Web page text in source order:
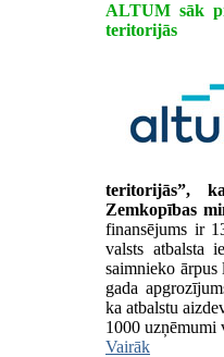
ALTUM sāk
teritorijās
teritorijās”,
Zemkopības
finansējums ir
valsts atbalsta
saimnieko
gada
ka atbalstu
1000 uzņēmumi
Vairāk